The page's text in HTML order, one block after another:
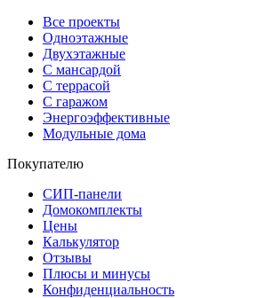
Все проекты
Одноэтажные
Двухэтажные
С мансардой
С террасой
С гаражом
Энергоэффективные
Модульные дома
Покупателю
СИП-панели
Домокомплекты
Цены
Калькулятор
Отзывы
Плюсы и минусы
Конфиденциальность